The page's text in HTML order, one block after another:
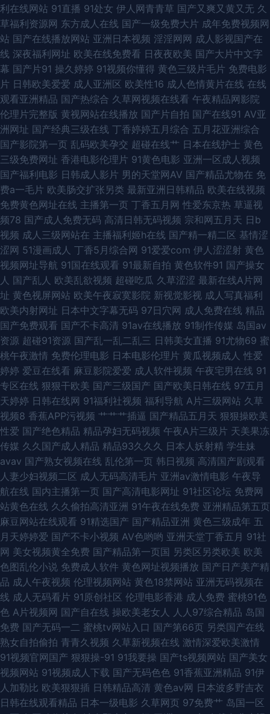
级片 尤物午夜福利在线 操逼视频A 韩国福利电影网 欧美人成精品 探花操福
利导航 日本黄色片 亚洲97在线视频 超碰9总站 久久草国产 人妖看片AV网站
性爱午夜影院 97资源总站 国产传媒专区 久久人阁 日本黄色www 亚洲人成
电影 成人秀场 欧美亚韩国产 午夜无码理论 91性爰视频 福利姬91 伦理在线
视频免费 少妇丝袜伦理 91超碰成人 草草影院韩国 黄色片日本学生妹 日韩一
级片VV 51xtv影城 大香蕉伊人毛 久草精品资源 日韩av激情短篇 伊人97一
AV无码破解 精品久久88 日本A片 亚洲一区97色 丁香av第一页 欧美色图东
方 性爱色图日本午夜 99超碰草 国产韩日精品黄色 欧美色图A片 五月天性福
网 91真人在线实操 精品第一页 色友一区二区三区 97激情网站 国产精品多乙
欧美精品另类 亚洲春色综合另类 97资源视频总站 国产内射播放 男人和女人
操国产 亚洲怡红院网站 丁香香蕉网 欧美伦理 午夜导航av 91重口味视频 浮
力草草视频 欧美激情影院 午夜福利色片 www日逼 激情五月综合网 午夜寂
寞老司机 AV无码福利 黄色天天干 丝袜美腿性爱 91视频首页蝌蚪 福利国产
pron
利在线网站 91直播 91处女 伊人网青青草 国产又爽又黄又无 久
草福利资源网 东方成人在线 国产一级免费大片 成年免费视频网
站 国产在线播放网站 亚洲日本视频 淫淫网网 成人影视国产在
线 深夜福利网址 欧美在线免费看 日夜夜欧美 国产大片中文字
幕 国产片91 操久婷婷 91视频你懂得 黄色三级片毛片 免费电影
片 日韩欧美爱爱 成人亚洲区 欧美性16 成人色情黄片在线 在线
观看亚洲精品 国产热综合 久草网视频在线看 午夜精品网影院
伦理片完整版 黄视网站在线播放 国产片自拍 国产在线91 AV亚
洲网址 国产经典三级在线 丁香婷婷五月综合 五月花亚洲综合
国产影院第一页 乱码欧美孕交 超碰在线艹 日本在线护士 黄色
三级免费网址 香港电影伦理片 91黄色电影 亚洲一区成人视频
国产福利电影 日韩成人影片 男的天堂网AV 国产精品尤物在 免
费a一毛片 欧美肠交扩张另类 最新亚洲日韩精品 欧美在线视频
免费黄色网址在线 主播第一页 丁香五月网 性爱东京热 草逼视
频78 国产成人免费无码 高清日韩无码视频 宗和网五月天 日b
视频 成人三级网站在 主播福利姬h在线 国产精一精二区 基情涩
涩网 51漫画成人 丁香5月综合网 91爱爱com 伊人涩涩射 黄色
视频网址导航 91国在线观看 91最新自拍 黄色软件91 国产操女
人 国产乱人 欧美乱欲视频 超碰吃瓜 久草涩涩 最新在线A片网
址 黄色视屏网站 欧美午夜寂寞影院 新视觉影视 成人写真福利
欧美内射网址 日本中文字幕无码 97日穴网 成人免费在线 精品
国产免费观看 国产不卡高清 91av在线播放 91制作传媒 岛国av
资源 超碰91资源 国产乱一乱二乱三 日韩美女直播 91尤物69 蜜
桃午夜激情 免费伦理电影 日本电影伦理片 黄瓜视频成人 性爱
婷婷 爱豆在线看 麻豆影院爱爱 成人软件视频 午夜宅男在线 91
专区在线 狠狠干欧美 国产三级国产 国产欧美日韩在线 97五月
天婷婷 日韩在线网 91福利社视频 福利导航 A片三级网站 久草
视频8 香蕉APP污视频 艹艹艹插逼 国产精品五月天 狠狠操欧美
性爱 国产绝色精品 精品孕妇无码视频 午夜A片三级片 天美果冻
传媒 久久国产成人精品 精品93久久久 日本人妖射精 学生妹
avav 国产熟女视频在线 乱伦第一页 韩日视频 高清国产剧观看
人妻少妇视频二区 成人无码高清毛片 亚洲av激情电影 午夜导
航在线 国内主播第一页 国产高清电影网址 91社区论坛 免费网
站黄色在线 久久偷拍高清亚洲 91午夜在线免费 亚洲精品第五页
麻豆网站在线观看 91精选国产 国产精品亚洲 黄色三级成年 五
月天婷婷爱 国产不卡小视频 AV色哟哟 亚洲天堂丁香五月 91社
网 美女视频黄全免费 国产精品第一页国 另类区另类欧美 欧美
色图乱伦小说 免费成人软件 黄色网址视频播放 国产日产美产精
品 成人午夜视频 伦理视频网站 黄色18禁网站 亚洲无码视频在
线 成人无码看片 91原创社区 伦理电影香港 成人免费 蜜桃91色
色 A片视频网 国产自在线 操欧美老女人 人人97综合精品 岛国
免费 国产无码一二 蜜桃tv网站入口 国产第66页 另类国产在线
熟女自拍偷拍 青青久视频 久草新视频在线 激情深爱欧美激情
91视频官网国产 狠狠操-91 91我要操 国产ts视频网站 国产美女
视频网站 91视频成人下载 国产无码色色 91香蕉亚洲精品 91伊
人加勒比 欧美狠狠插 日韩精品高清 黄色av网 日本波多野吉衣
日韩在线观看精品 日本一级电影 久草网页 97免费艹 岛国一区